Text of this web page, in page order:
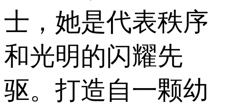
士，她是代表秩序
和光明的闪耀先
驱。打造自一颗幼